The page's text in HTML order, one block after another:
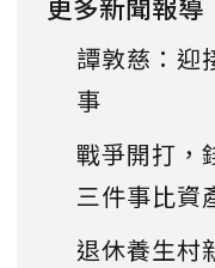
譚敦慈：迎
事
戰爭開打，
三件事比資
退休養生村